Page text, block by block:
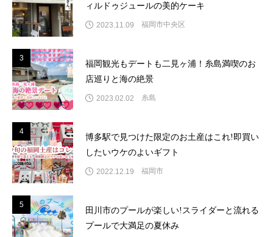
ィルドゥジュールの美的ケーキ
2023.11.09 福岡市中央区
3
福岡観光もデートも二見ヶ浦！糸島満喫のお
店巡りと海の絶景
2023.02.02 糸島
4
博多駅で見つけた限定のお土産はこれ!即買い
したいウケのよいギフト
2022.12.19 福岡市
5
田川市のプールが楽しい!スライダーと流れる
プールで大満足の夏休み